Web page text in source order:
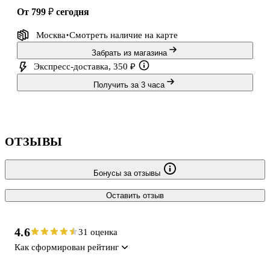
от 799 ₽ сегодня
Москва Смотреть наличие на карте
Забрать из магазина
Экспресс-доставка, 350 ₽
Получить за 3 часа
ОТЗЫВЫ
Бонусы за отзывы
Оставить отзыв
4.6
31 оценка
Как сформирован рейтинг